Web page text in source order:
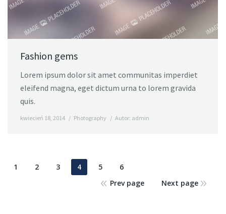
Fashion gems
Lorem ipsum dolor sit amet communitas imperdiet
eleifend magna, eget dictum urna to lorem gravida
quis.
kwiecień 18, 2014 Photography Autor: admin
1 2 3 4 5
6
Prev page
Next page